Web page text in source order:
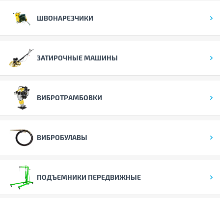
ШВОНАРЕЗЧИКИ
ЗАТИРОЧНЫЕ МАШИНЫ
ВИБРОТРАМБОВКИ
ВИБРОБУЛАВЫ
ПОДЪЕМНИКИ ПЕРЕДВИЖНЫЕ